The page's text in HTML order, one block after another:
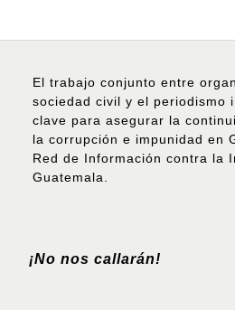
El trabajo conjunto entre
sociedad civil y el periodismo
clave para asegurar la
la corrupción e impunidad en
Red de Información contra la
Guatemala.
¡No nos callarán!